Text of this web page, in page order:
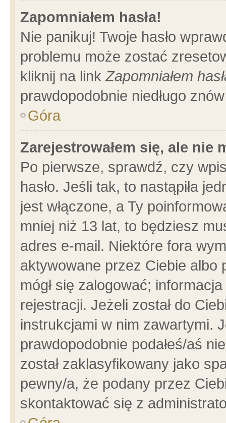
Zapomniałem hasła!
Nie panikuj! Twoje hasło
problemu może zostać
kliknij na linkZapomniałem
prawdopodobnie niedługo
Góra
Zarejestrowałem się, ale nie
Po pierwsze, sprawdź, czy
hasło. Jeśli tak, to nastąpiła
jest włączone, a Ty
mniej niż 13 lat, to będziesz
adres e-mail. Niektóre fora
aktywowane przez Ciebie albo
mógł się zalogować;
rejestracji. Jeżeli został do
instrukcjami w nim zawartymi.
prawdopodobnie podałeś/aś
został zaklasyfikowany jako
pewny/a, że podany przez
skontaktować się z